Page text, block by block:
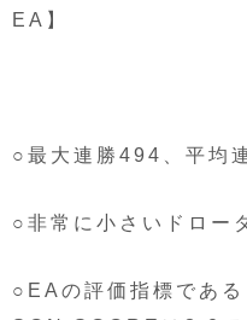
EA】
○最大連勝494、平均
○非常に小さいドロー
○EAの評価指標であ